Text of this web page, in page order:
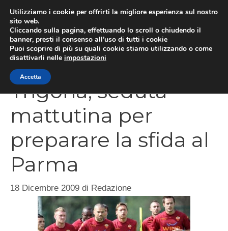
contenuto
Trigoria, seduta
mattutina per
preparare la sfida al
Parma
18 Dicembre 2009 di Redazione
Utilizziamo i cookie per offrirti la migliore esperienza sul nostro
sito web.
Cliccando sulla pagina, effettuando lo scroll o chiudendo il
banner, presti il consenso all’uso di tutti i cookie
Puoi scoprire di più su quali cookie stiamo utilizzando o come
disattivarli nelle impostazioni
Accetta